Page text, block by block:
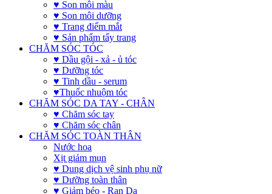
♥ Son môi màu
♥ Son môi dưỡng
♥ Trang điểm mắt
♥ Sản phẩm tẩy trang
CHĂM SÓC TÓC
♥ Dầu gội - xả - ủ tóc
♥ Dưỡng tóc
♥ Tinh dầu - serum
♥Thuốc nhuộm tóc
CHĂM SÓC DA TAY - CHÂN
♥ Chăm sóc tay
♥ Chăm sóc chân
CHĂM SÓC TOÀN THÂN
Nước hoa
Xịt giảm mụn
♥ Dung dịch vệ sinh phụ nữ
♥ Dưỡng toàn thân
♥ Giảm béo - Rạn Da